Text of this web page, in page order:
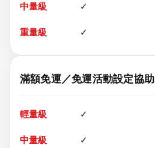
✓
✓
滿額免運／免運活動設定協助
✓
✓